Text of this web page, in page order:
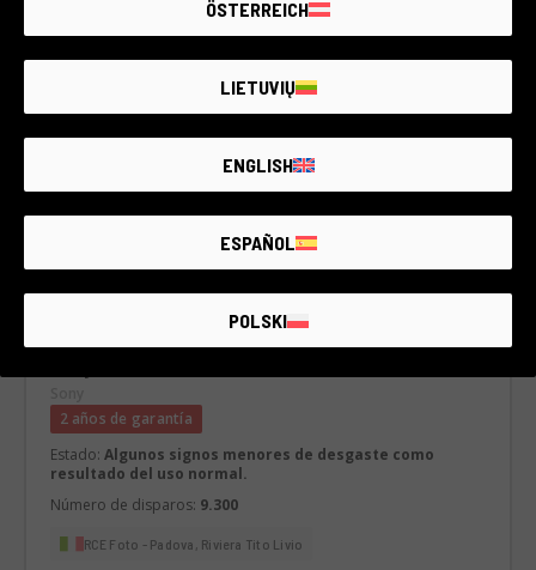
2 años de garantía
Estado: Algunos signos menores de desgaste como
resultado del uso normal.
Número de disparos: 9.300
RCE Foto - Padova, Riviera Tito Livio
ÖSTERREICH
LIETUVIŲ
ENGLISH
ESPAÑOL
POLSKI